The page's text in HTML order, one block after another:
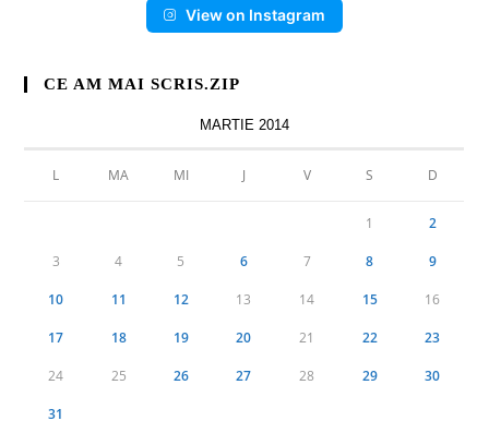
View on Instagram
CE AM MAI SCRIS.ZIP
MARTIE 2014
L MA MI J V S D
1 2
3 4 5 6 7 8 9
10 11 12 13 14 15 16
17 18 19 20 21 22 23
24 25 26 27 28 29 30
31